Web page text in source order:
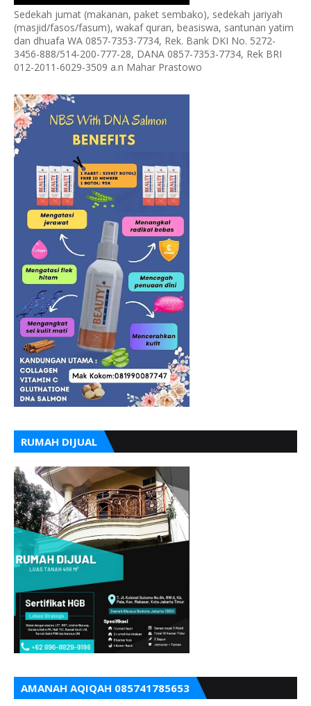
Sedekah jumat (makanan, paket sembako), sedekah jariyah
(masjid/fasos/fasum), wakaf quran, beasiswa, santunan yatim
dan dhuafa WA 0857-7353-7734, Rek. Bank DKI No. 5272-
3456-888/514-200-777-28, DANA 0857-7353-7734, Rek BRI
012-2011-6029-3509 a.n Mahar Prastowo
RUMAH DIJUAL
AMANAH AQIQAH 085741785653